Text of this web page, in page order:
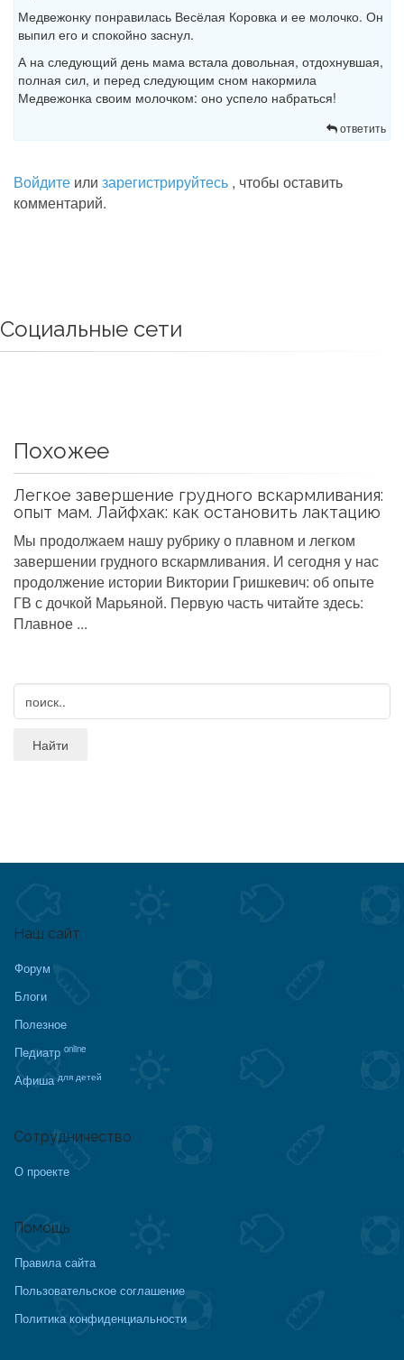
Медвежонку понравилась Весёлая Коровка и ее молочко. Он
выпил его и спокойно заснул.
А на следующий день мама встала довольная, отдохнувшая,
полная сил, и перед следующим сном накормила
Медвежонка своим молочком: оно успело набраться!
ответить
Войдите или зарегистрируйтесь , чтобы оставить
комментарий.
Социальные сети
Похожее
Легкое завершение грудного вскармливания:
опыт мам. Лайфхак: как остановить лактацию
Мы продолжаем нашу рубрику о плавном и легком
завершении грудного вскармливания. И сегодня у нас
продолжение истории Виктории Гришкевич: об опыте
ГВ с дочкой Марьяной. Первую часть читайте здесь:
Плавное ...
Наш сайт
Форум
Блоги
Полезное
Педиатр online
Афиша для детей
Сотрудничество
О проекте
Помощь
Правила сайта
Пользовательское соглашение
Политика конфиденциальности